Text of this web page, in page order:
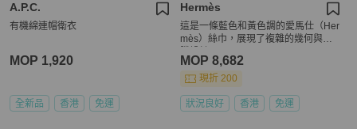
A.P.C.
有機綿連帽衛衣
MOP 1,920
全新品 香港 免運
Hermès
這是一條藍色和黃色調的愛馬仕（Her
mès）絲巾，展現了複雜的幾何與圖
MOP 8,682
現折 200
狀況良好 香港 免運